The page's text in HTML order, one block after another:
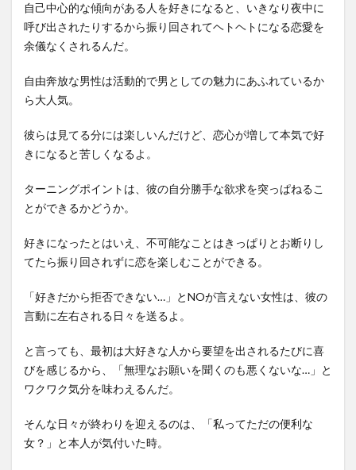
自己中心的な傾向がある人を好きになると、いきなり夜中に
呼び出されたりするから振り回されてヘトヘトになる恋愛を
余儀なくされるんだ。
自由奔放な男性は活動的で男としての魅力にあふれているか
ら大人気。
彼らは見てる分には楽しいんだけど、恋心が増して本気で好
きになると苦しくなるよ。
ターニングポイントは、彼の自分勝手な欲求を突っぱねるこ
とができるかどうか。
好きになったとはいえ、不可能なことはきっぱりとお断りし
てたら振り回されずに恋を楽しむことができる。
「好きだから拒否できない…」とNOが言えない女性は、彼の
言動に左右される日々を送るよ。
と言っても、最初は大好きな人から要望を出されるたびに喜
びを感じるから、「無理なお願いを聞くのも悪くないな…」と
ワクワク気分を味わえるんだ。
そんな日々が終わりを迎えるのは、「私ってただの便利な
女？」と本人が気付いた時。